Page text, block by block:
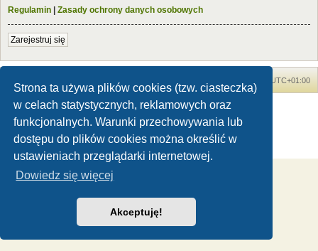
Strona ta używa plików cookies (tzw. ciasteczka)
w celach statystycznych, reklamowych oraz
funkcjonalnych. Warunki przechowywania lub
dostępu do plików cookies można określić w
ustawieniach przeglądarki internetowej.
Dowiedz się więcej
Akceptuję!
Regulamin | Zasady ochrony danych osobowych
Zarejestruj się
UTC+01:00
Dinozaury.com© 2006-2020
Technologię dostarczaphpBB® Forum Software © phpBB Limited
Zasady ochrony danych osobowych|Regulamin